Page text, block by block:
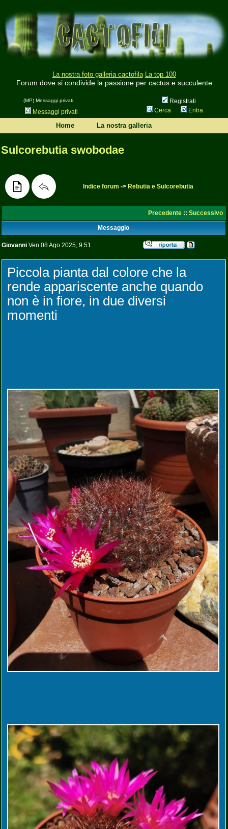
La nostra foto galleria cactofila La top 100
Forum dove si condivide la passione per cactus e succulente
(MP) Messaggi privati
Registrati
Messaggi privati
Cerca Entra
Home La nostra galleria
Sulcorebutia swobodae
Indice forum -> Rebutia e Sulcorebutia
Precedente :: Successivo
Messaggio
Giovanni Ven 08 Ago 2025, 9:51
Piccola pianta dal colore che la
rende appariscente anche quando
non è in fiore, in due diversi
momenti